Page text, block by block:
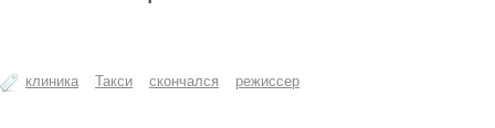
клиника Такси скончался режиссер